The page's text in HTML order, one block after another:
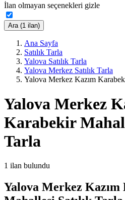
İlan olmayan seçenekleri gizle
Ara (1 ilan)
Ana Sayfa
Satılık Tarla
Yalova Satılık Tarla
Yalova Merkez Satılık Tarla
Yalova Merkez Kazım
Yalova Merkez
Karabekir
Tarla
1 ilan bulundu
Yalova Merkez